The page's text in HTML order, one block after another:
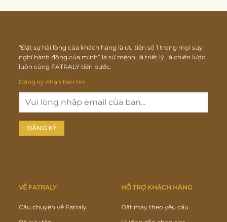
"Đặt sự hài lòng của khách hàng là ưu tiên số 1 trong mọi suy
nghĩ hành động của mình” là sứ mệnh, là triết lý, là chiến lược
luôn cùng FATRALY tiến bước.
Đăng ký nhận bản tin:
VỀ FATRALY
Câu chuyện về Fatraly
HỖ TRỢ KHÁCH HÀNG
Đặt may theo yêu cầu